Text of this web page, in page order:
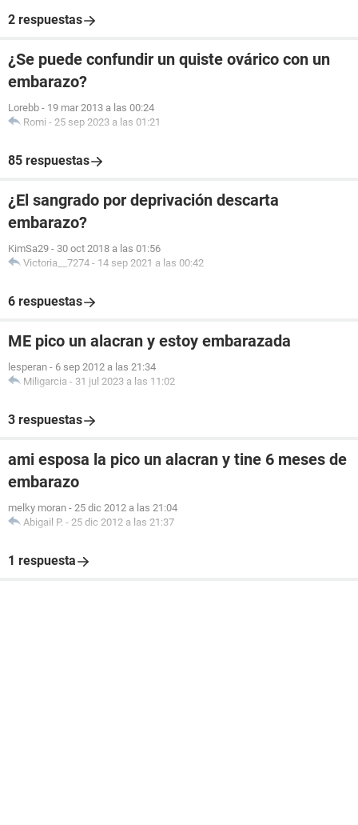
2 respuestas
¿Se puede confundir un quiste ovárico con un
embarazo?
Lorebb - 19 mar 2013 a las 00:24
Romi - 25 sep 2023 a las 01:21
85 respuestas
¿El sangrado por deprivación descarta
embarazo?
KimSa29 - 30 oct 2018 a las 01:56
Victoria__7274 - 14 sep 2021 a las 00:42
6 respuestas
ME pico un alacran y estoy embarazada
lesperan - 6 sep 2012 a las 21:34
Miligarcia - 31 jul 2023 a las 11:02
3 respuestas
ami esposa la pico un alacran y tine 6 meses de
embarazo
melky moran - 25 dic 2012 a las 21:04
Abigail P. - 25 dic 2012 a las 21:37
1 respuesta